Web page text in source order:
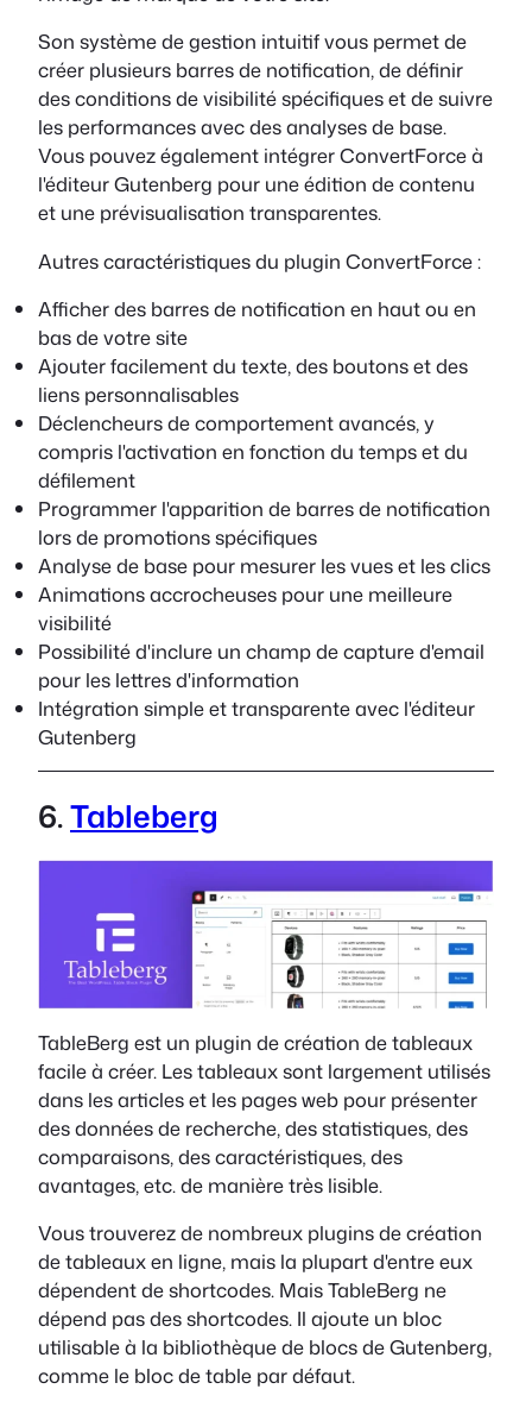
Son système de gestion intuitif vous permet de
créer plusieurs barres de notification, de définir
des conditions de visibilité spécifiques et de suivre
les performances avec des analyses de base.
Vous pouvez également intégrer ConvertForce à
l'éditeur Gutenberg pour une édition de contenu
et une prévisualisation transparentes.
Autres caractéristiques du plugin ConvertForce :
Afficher des barres de notification en haut ou en
bas de votre site
Ajouter facilement du texte, des boutons et des
liens personnalisables
Déclencheurs de comportement avancés, y
compris l'activation en fonction du temps et du
défilement
Programmer l'apparition de barres de notification
lors de promotions spécifiques
Analyse de base pour mesurer les vues et les clics
Animations accrocheuses pour une meilleure
visibilité
Possibilité d'inclure un champ de capture d'email
pour les lettres d'information
Intégration simple et transparente avec l'éditeur
Gutenberg
6.Tableberg
TableBerg est un plugin de création de tableaux
facile à créer. Les tableaux sont largement utilisés
dans les articles et les pages web pour présenter
des données de recherche, des statistiques, des
comparaisons, des caractéristiques, des
avantages, etc. de manière très lisible.
Vous trouverez de nombreux plugins de création
de tableaux en ligne, mais la plupart d'entre eux
dépendent de shortcodes. Mais TableBerg ne
dépend pas des shortcodes. Il ajoute un bloc
utilisable à la bibliothèque de blocs de Gutenberg,
comme le bloc de table par défaut.